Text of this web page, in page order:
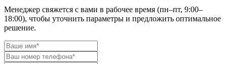
Менеджер свяжется с вами в рабочее время (пн–пт, 9:00–
18:00), чтобы уточнить параметры и предложить оптимальное
решение.